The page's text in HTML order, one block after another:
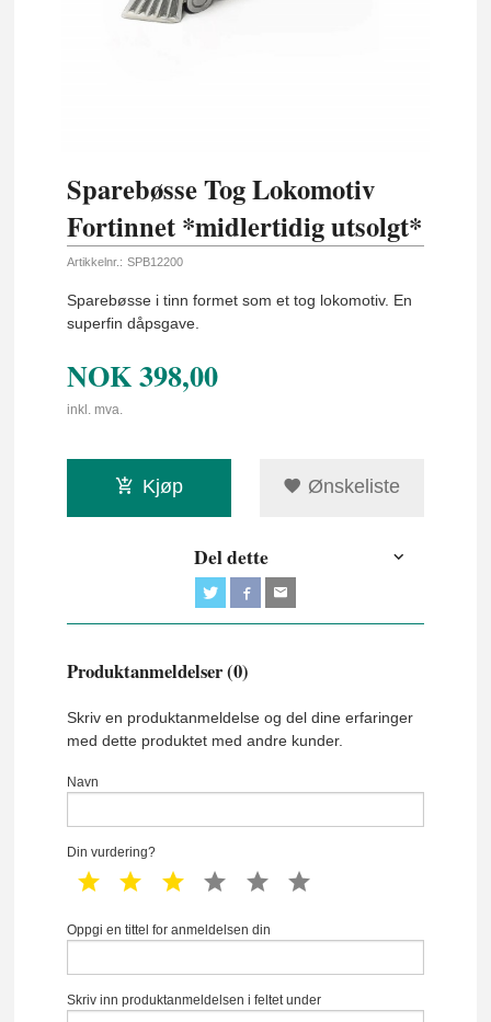
Sparebøsse Tog Lokomotiv
Fortinnet *midlertidig utsolgt*
Artikkelnr.: SPB12200
Sparebøsse i tinn formet som et tog lokomotiv. En
superfin dåpsgave.
NOK398,00
inkl. mva.
Kjøp Ønskeliste
Del dette
Produktanmeldelser (0)
Skriv en produktanmeldelse og del dine erfaringer
med dette produktet med andre kunder.
Navn
Din vurdering?
1 star 2 star 3 star 4 star 5 star
Oppgi en tittel for anmeldelsen din
Skriv inn produktanmeldelsen i feltet under